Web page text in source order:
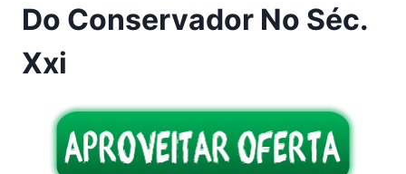
Do Conservador No Séc.
Xxi